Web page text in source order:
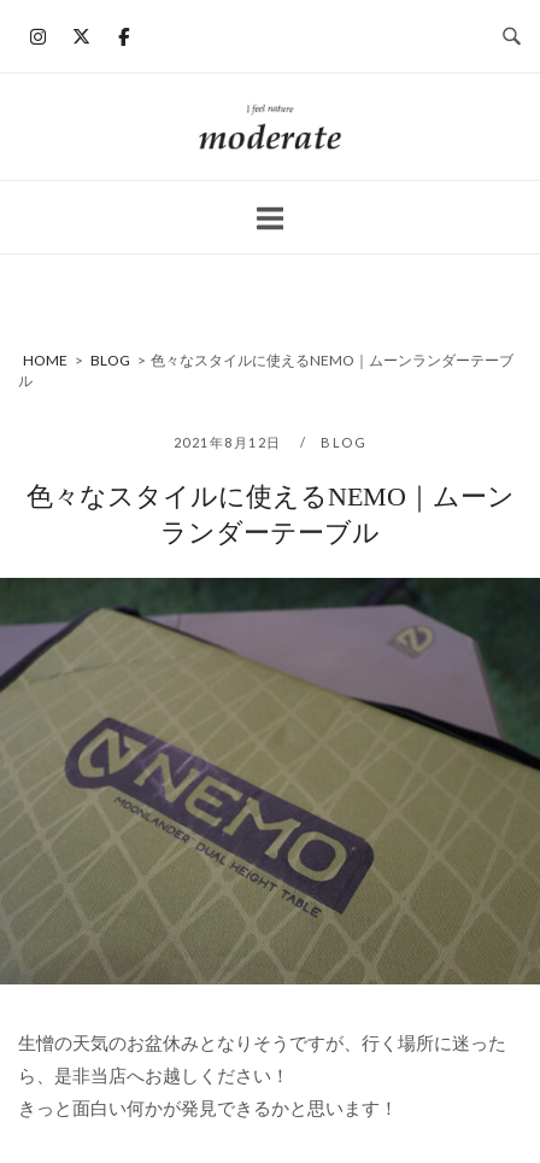
ホ
ー
HOME > BLOG > 色々なスタイルに使えるNEMO｜ムーンランダーテーブ
ル
2021年8月12日 BLOG
色々なスタイルに使えるNEMO｜ムーン
ランダーテーブル
生憎の天気のお盆休みとなりそうですが、行く場所に迷った
ら、是非当店へお越しください！
きっと面白い何かが発見できるかと思います！